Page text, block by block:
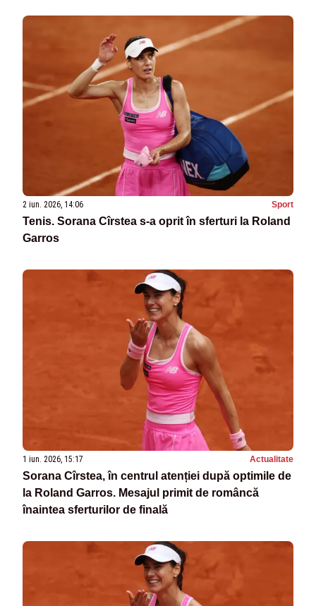
2 iun. 2026, 14:06 Sport
Tenis. Sorana Cîrstea s-a oprit în sferturi la Roland
Garros
1 iun. 2026, 15:17 Actualitate
Sorana Cîrstea, în centrul atenției după optimile de
la Roland Garros. Mesajul primit de româncă
înaintea sferturilor de finală